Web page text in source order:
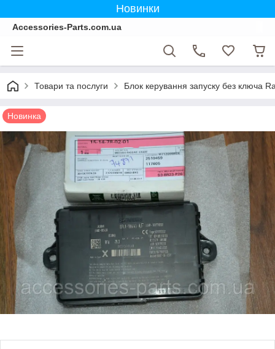
Новинки
Accessories-Parts.com.ua
Товари та послуги Блок керування запуску без ключа
Новинка